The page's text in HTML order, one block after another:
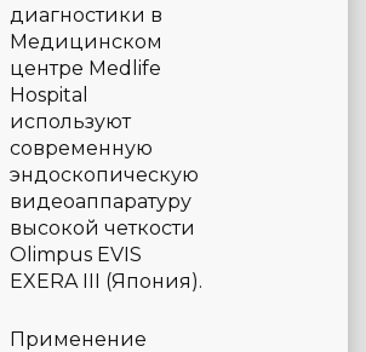
диагностики в
Медицинском
центре Medlife
Hospital
используют
современную
эндоскопическую
видеоаппаратуру
высокой четкости
Olimpus EVIS
EXERA III (Япония).
Применение